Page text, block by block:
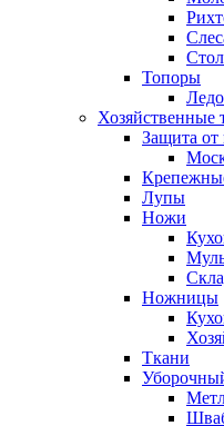
Топоры
Хозяйственные
Защита от
Лупы
Ножи
Ножницы
Ткани